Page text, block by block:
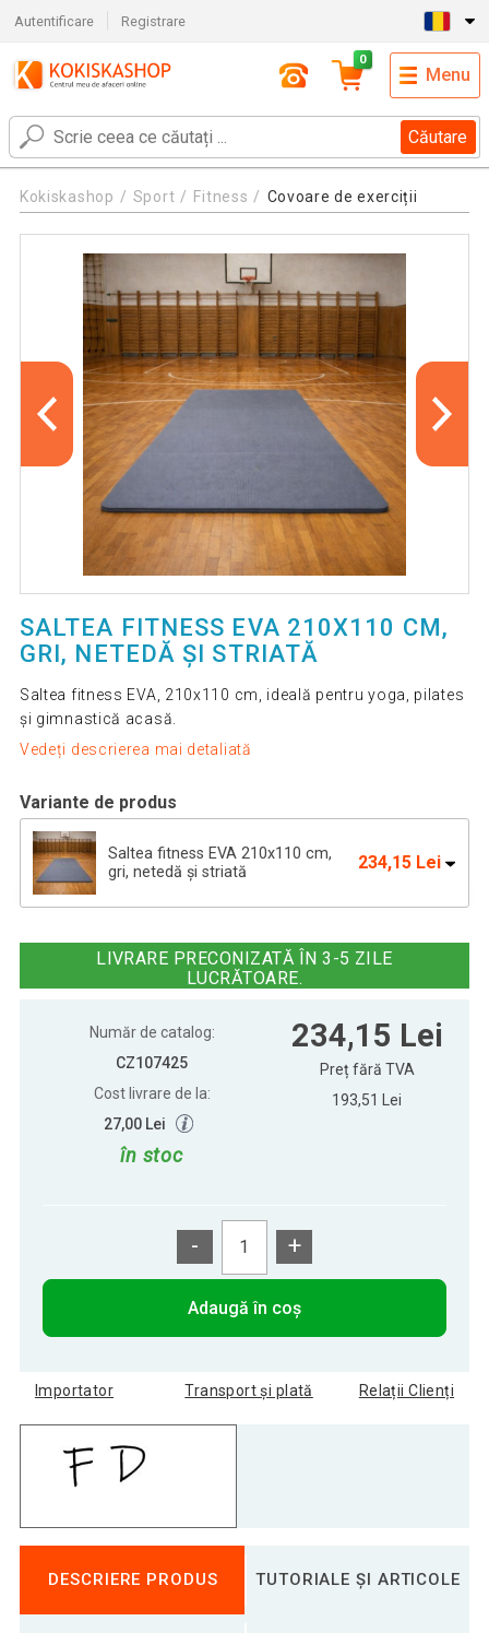
Autentificare Registrare
Căutare
0
Menu
Kokiskashop Sport Fitness Covoare de exerciții
SALTEA FITNESS EVA 210X110 CM,
GRI, NETEDĂ ȘI STRIATĂ
Saltea fitness EVA, 210x110 cm, ideală pentru yoga, pilates
și gimnastică acasă.
Vedeți descrierea mai detaliată
Variante de produs
Saltea fitness EVA 210x110 cm,
gri, netedă și striată
234,15 Lei
albastră, suprafață netedă/
neagră, netedă/drumată
234,15 Lei
Saltea sport EVA 210x110 cm mov,
suprafață netedă/striată
234,15 Lei
LIVRARE PRECONIZATĂ ÎN 3-5 ZILE
LUCRĂTOARE.
Număr de catalog:
CZ107425
Cost livrare de la:
27,00 Lei
în stoc
234,15 Lei
Preț fără TVA
193,51 Lei
- +
Adaugă în coș
Importator Transport și plată Relații Clienți
DESCRIERE PRODUS TUTORIALE ȘI ARTICOLE